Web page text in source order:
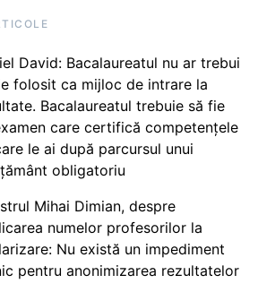
David: Bacalaureatul nu ar trebui
folosit ca mijloc de intrare la
Bacalaureatul trebuie să fie
care certifică competențele
le ai după parcursul unui
obligatoriu
Mihai Dimian, despre
numelor profesorilor la
Nu există un impediment
pentru anonimizarea rezultatelor